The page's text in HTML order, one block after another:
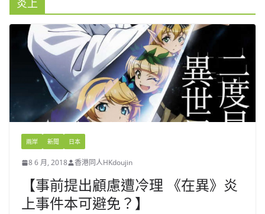
炎上
兩岸 新聞 日本
8 6 月, 2018 香港同人HKdoujin
【事前提出顧慮遭冷理 《在異》炎
上事件本可避免？】